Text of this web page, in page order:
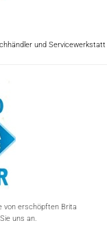
und Servicewerkstatt
von erschöpften Brita
uns an.